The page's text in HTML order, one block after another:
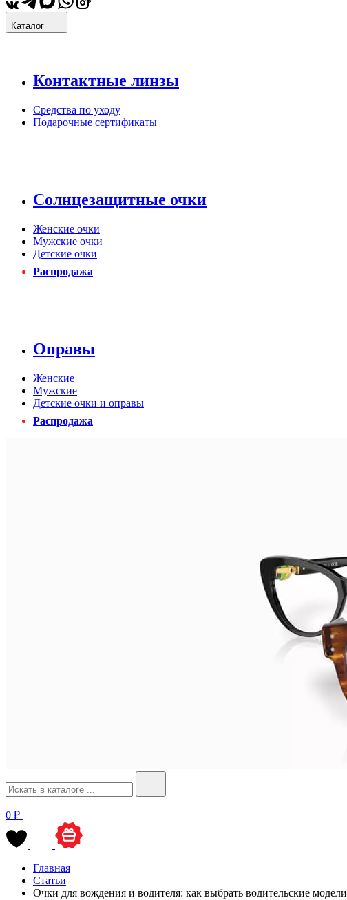
*
Каталог
Контактные линзы
Средства по уходу
Подарочные сертификаты
Солнцезащитные очки
Женские очки
Мужские очки
Детские очки
Распродажа
Оправы
Женские
Мужские
Детские очки и оправы
Распродажа
0 ₽
Главная
Статьи
Очки для вождения и водителя: как выбрать водительские модели